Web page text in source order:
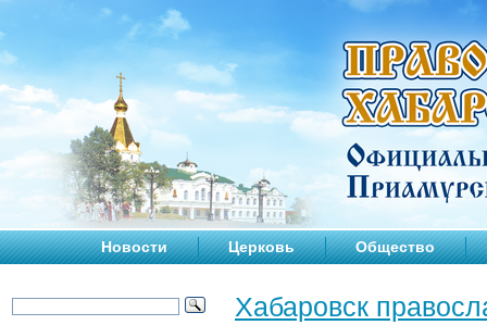
Новости Церковь Общество
Хабаровск